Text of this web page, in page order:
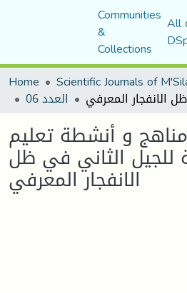
Communities
&
Collections
All
Home
العدد 06
و أنشطة تعليم
للجيل الثاني في ظل
الانفجار المعرفي